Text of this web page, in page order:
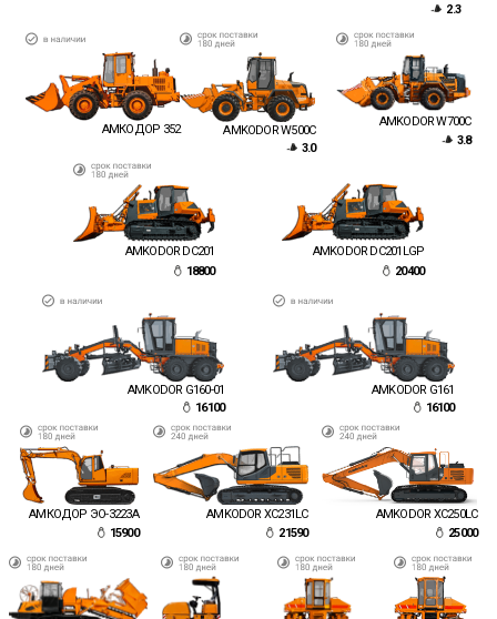
2.3
АМКОДОР 352
AMKODOR W500C
3.0
AMKODOR W700C
3.8
AMKODOR DC201
18800
AMKODOR DC201LGP
20400
AMKODOR G160-01
16100
AMKODOR G161
16100
АМКОДОР ЭО-3223А
15900
AMKODOR XC231LC
21590
AMKODOR XC250LC
25000